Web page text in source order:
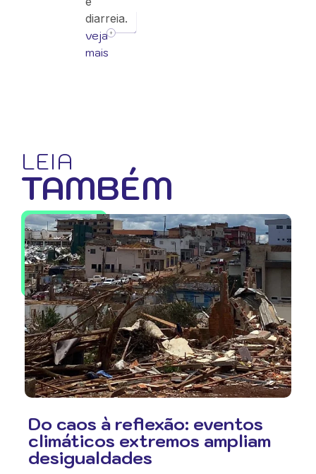
diarreia.
veja
mais
LEIA
TAMBÉM
Do caos à reflexão: eventos
climáticos extremos ampliam
desigualdades